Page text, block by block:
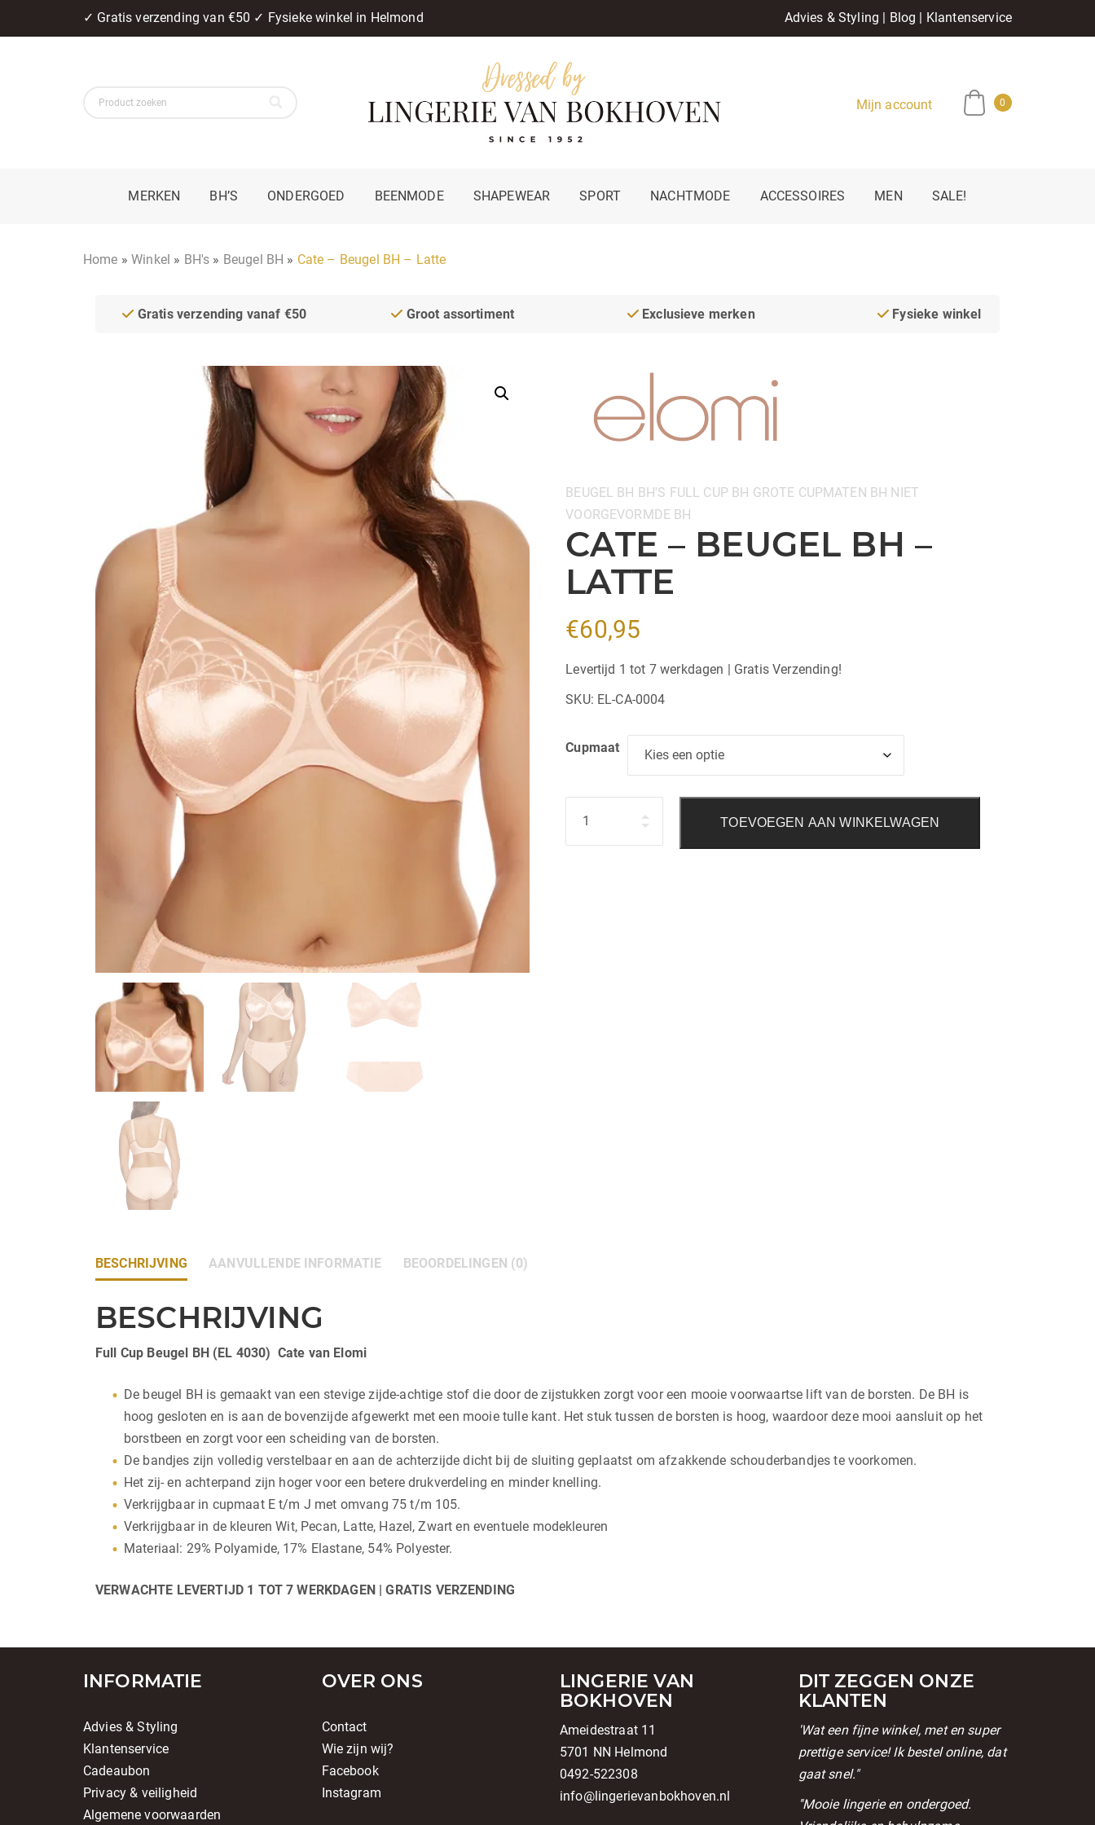
✓ Gratis verzending van €50 ✓ Fysieke winkel in Helmond Advies & Styling | Blog | Klantenservice
Mijn account 0
MERKEN BH’S ONDERGOED BEENMODE SHAPEWEAR SPORT NACHTMODE ACCESSOIRES MEN SALE!
Home »Winkel » BH's » Beugel BH » Cate – Beugel BH – Latte
Gratis verzending vanaf €50 Groot assortiment Exclusieve merken Fysieke winkel
Categorieën:
BEUGEL BH BH'S FULL CUP BH GROTE CUPMATEN BH NIET
VOORGEVORMDE BH
CATE – BEUGEL BH –
LATTE
€60,95
Levertijd 1 tot 7 werkdagen | Gratis Verzending!
SKU: EL-CA-0004
Cupmaat
TOEVOEGEN AAN WINKELWAGEN
BESCHRIJVING AANVULLENDE INFORMATIE BEOORDELINGEN (0)
BESCHRIJVING
Full Cup Beugel BH (EL 4030) Cate van Elomi
De beugel BH is gemaakt van een stevige zijde-achtige stof die door de zijstukken zorgt voor een mooie voorwaartse lift van de borsten. De BH is
hoog gesloten en is aan de bovenzijde afgewerkt met een mooie tulle kant. Het stuk tussen de borsten is hoog, waardoor deze mooi aansluit op het
borstbeen en zorgt voor een scheiding van de borsten.
De bandjes zijn volledig verstelbaar en aan de achterzijde dicht bij de sluiting geplaatst om afzakkende schouderbandjes te voorkomen.
Het zij- en achterpand zijn hoger voor een betere drukverdeling en minder knelling.
Verkrijgbaar in cupmaat E t/m J met omvang 75 t/m 105.
Verkrijgbaar in de kleuren Wit, Pecan, Latte, Hazel, Zwart en eventuele modekleuren
Materiaal: 29% Polyamide, 17% Elastane, 54% Polyester.
VERWACHTE LEVERTIJD 1 TOT 7 WERKDAGEN | GRATIS VERZENDING
INFORMATIE
Advies & Styling
Klantenservice
Cadeaubon
Privacy & veiligheid
Algemene voorwaarden
OVER ONS
Contact
Wie zijn wij?
Facebook
Instagram
LINGERIE VAN
BOKHOVEN
Ameidestraat 11
5701 NN Helmond
0492-522308
info@lingerievanbokhoven.nl
DIT ZEGGEN ONZE
KLANTEN
'Wat een fijne winkel, met en super
prettige service! Ik bestel online, dat
gaat snel."
''Mooie lingerie en ondergoed.